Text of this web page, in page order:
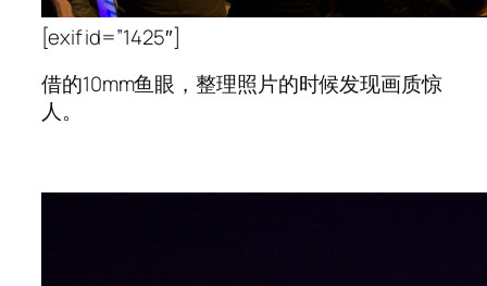
[exif id=”1425″]
借的10mm鱼眼，整理照片的时候发现画质惊
人。